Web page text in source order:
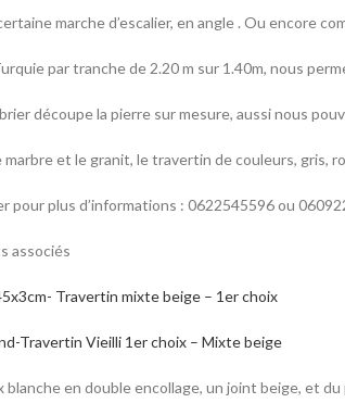
marche d’escalier, en angle . Ou encore
par tranche de 2.20 m sur 1.40m, nous
découpe la pierre sur mesure, aussi nous
marbre et le granit, le travertin de couleurs, gris,
pour plus d’informations : 0622545596 ou
associés
Travertin mixte beige – 1er choix
Travertin Vieilli 1er choix – Mixte beige
blanche en double encollage, un joint beige, et